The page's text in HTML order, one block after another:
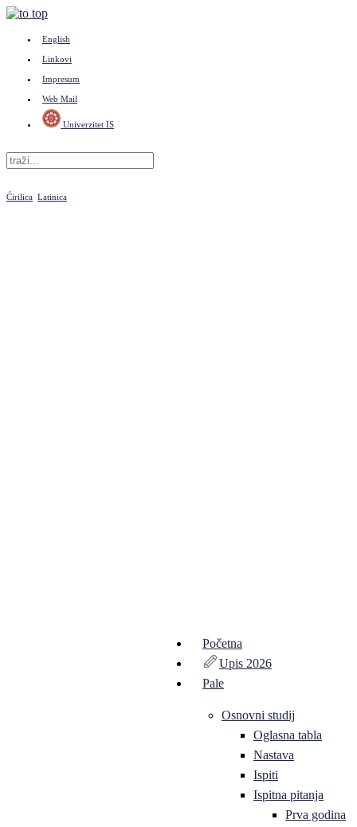
English
Linkovi
Impresum
Web Mail
Univerzitet IS
Ćirilica Latinica
Početna
Upis 2026
Pale
Osnovni studij
Oglasna tabla
Nastava
Ispiti
Ispitna pitanja
Prva godina